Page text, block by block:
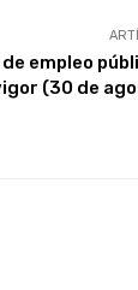
empleo
(30 de